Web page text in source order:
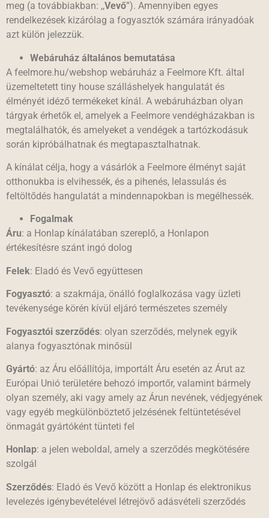
meg (a továbbiakban: ,,Vevő”). Amennyiben egyes
rendelkezések kizárólag a fogyasztók számára irányadóak
azt külön jelezzük.
Webáruház általános bemutatása
A feelmore.hu/webshop webáruház a Feelmore Kft. által
üzemeltetett tiny house szálláshelyek hangulatát és
élményét idéző termékeket kínál. A webáruházban olyan
tárgyak érhetők el, amelyek a Feelmore vendégházakban is
megtalálhatók, és amelyeket a vendégek a tartózkodásuk
során kipróbálhatnak és megtapasztalhatnak.
A kínálat célja, hogy a vásárlók a Feelmore élményt saját
otthonukba is elvihessék, és a pihenés, lelassulás és
feltöltődés hangulatát a mindennapokban is megélhessék.
Fogalmak
Áru: a Honlap kínálatában szereplő, a Honlapon
értékesítésre szánt ingó dolog
Felek: Eladó és Vevő együttesen
Fogyasztó: a szakmája, önálló foglalkozása vagy üzleti
tevékenysége körén kívül eljáró természetes személy
Fogyasztói szerződés: olyan szerződés, melynek egyik
alanya fogyasztónak minősül
Gyártó: az Áru előállítója, importált Áru esetén az Árut az
Európai Unió területére behozó importőr, valamint bármely
olyan személy, aki vagy amely az Árun nevének, védjegyének
vagy egyéb megkülönböztető jelzésének feltüntetésével
önmagát gyártóként tünteti fel
Honlap: a jelen weboldal, amely a szerződés megkötésére
szolgál
Szerződés: Eladó és Vevő között a Honlap és elektronikus
levelezés igénybevételével létrejövő adásvételi szerződés